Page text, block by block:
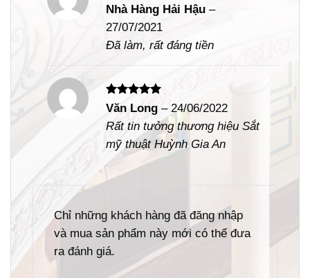
Được xếp
sao
Nhà Hàng Hải Hậu–
27/07/2021
Đã làm, rất đáng tiền
Được xếp
sao
Văn Long– 24/06/2022
Rất tin tưởng thương hiệu Sắt
mỹ thuật Huỳnh Gia An
Chỉ những khách hàng đã đăng nhập
và mua sản phẩm này mới có thể đưa
ra đánh giá.